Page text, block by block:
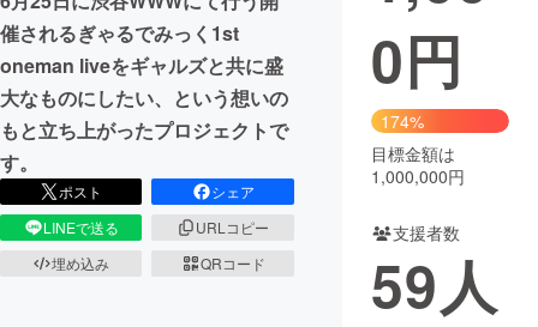
まちづくり・地域活性化
CAMPFIRE for Social Good
CAMPFIRE Creation
CAMPFIREふるさと納税
コミュニティ
催されるぎゃるでみっく1st
oneman liveをギャルズと共に盛
大なものにしたい、という想いの
もと立ち上がったプロジェクトで
す。
ポスト
シェア
LINEで送る
URLコピー
埋め込み
QRコード
0円
174%
目標金額は
1,000,000円
支援者数
59人